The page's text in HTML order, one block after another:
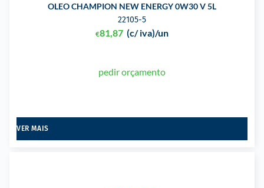
OLEO CHAMPION NEW ENERGY 0W30 V 5L
22105-5
€81,87 (c/ iva)/un
pedir orçamento
VER MAIS